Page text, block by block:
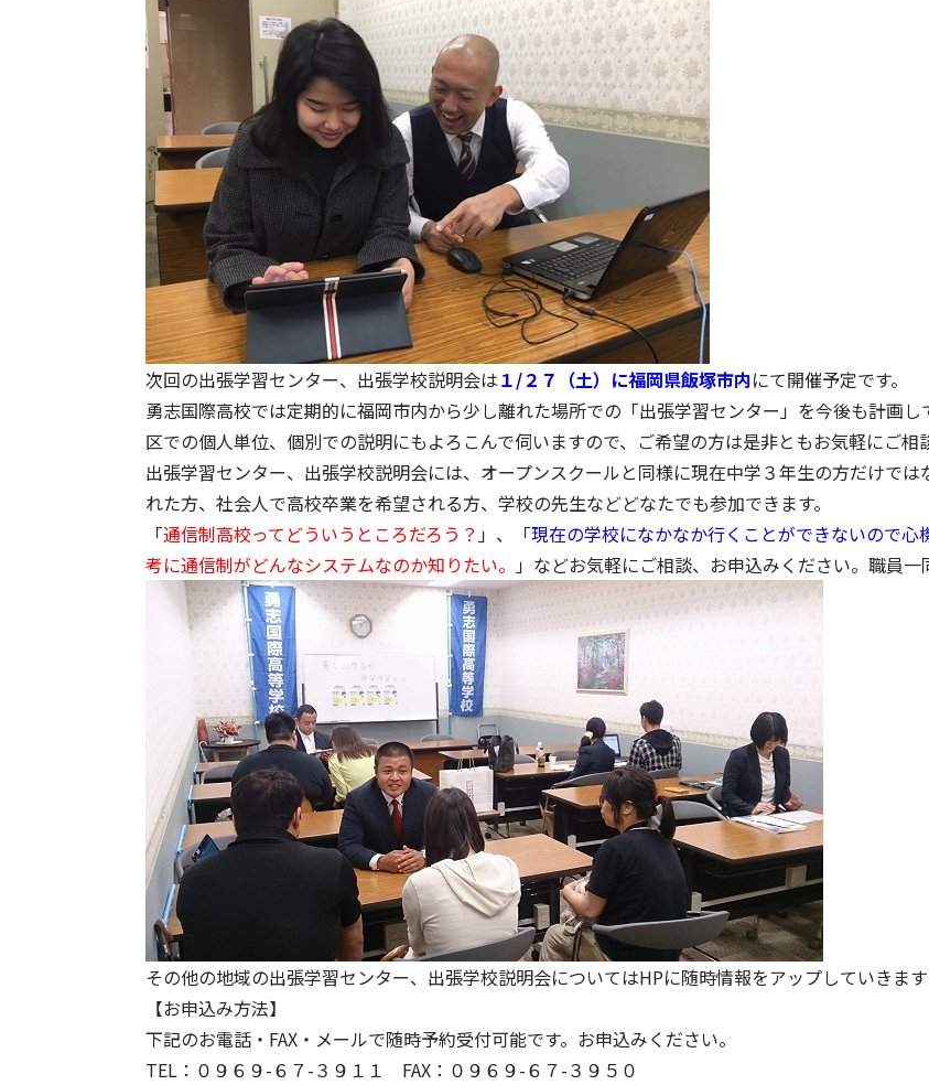
次回の出張学習センター、出張学校説明会は１/２７（土）に福岡県飯塚市内にて開催予定です。
勇志国際高校では定期的に福岡市内から少し離れた場所での「出張学習センター」を今後も計画
区での個人単位、個別での説明にもよろこんで伺いますので、ご希望の方は是非ともお気軽にご相
出張学習センター、出張学校説明会には、オープンスクールと同様に現在中学３年生の方だけで
れた方、社会人で高校卒業を希望される方、学校の先生などどなたでも参加できます。
「通信制高校ってどういうところだろう？ 」、「現在の学校になかなか行くことができないので心
考に通信制がどんなシステムなのか知りたい。 」などお気軽にご相談、お申込みください。職員一
その他の地域の出張学習センター、出張学校説明会についてはHPに随時情報をアップしていきま
【お申込み方法】
下記のお電話・FAX・メールで随時予約受付可能です。お申込みください。
TEL：０９６９-６７-３９１１ FAX：０９６９-６７-３９５０